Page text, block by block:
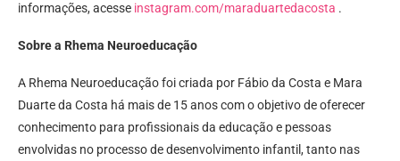
informações, acesse instagram.com/maraduartedacosta .
Sobre a Rhema Neuroeducação
A Rhema Neuroeducação foi criada por Fábio da Costa e Mara
Duarte da Costa há mais de 15 anos com o objetivo de oferecer
conhecimento para profissionais da educação e pessoas
envolvidas no processo de desenvolvimento infantil, tanto nas